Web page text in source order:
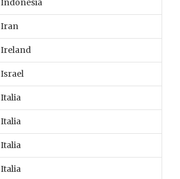
Indonesia
Iran
Ireland
Israel
Italia
Italia
Italia
Italia